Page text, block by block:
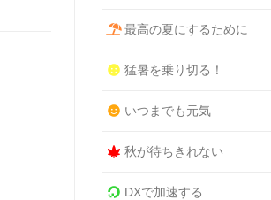
最高の夏にするために
猛暑を乗り切る！
いつまでも元気
秋が待ちきれない
DXで加速する